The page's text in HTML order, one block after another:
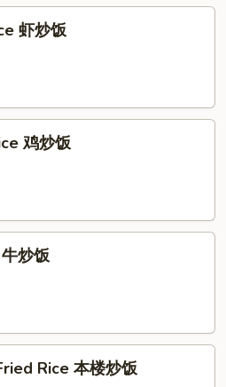
虾炒饭
鸡炒饭
炒饭
Rice 本楼炒饭